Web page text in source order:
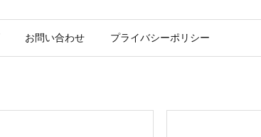
お問い合わせ プライバシーポリシー